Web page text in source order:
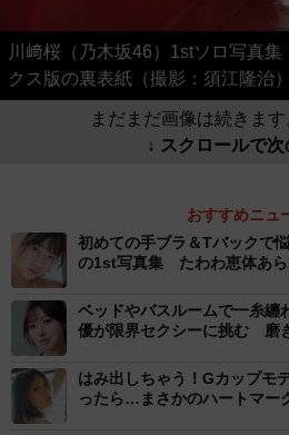
川﨑桜（乃木坂46）1stソロ写真
クス版の裏表紙（撮影：須江隆治）
まだまだ画像は続きます
↓ スクロールで次
おすすめニュ
初めての手ブラ＆Tバックで
の1st写真集 たわわ恵体あら
ベッドやバスルームで一糸
優が限界セクシーに挑む 磨
はみ出しちゃう！Gカップモ
ったら…まさかのハートマー